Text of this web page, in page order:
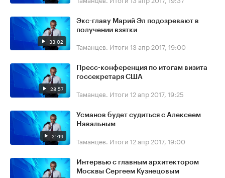
33:02
Экс-главу Марий Эл подозревают в
получении взятки
Таманцев. Итоги 13 апр 2017, 19:00
28:57
Пресс-конференция по итогам визита
госсекретаря США
Таманцев. Итоги 12 апр 2017, 19:25
21:19
Усманов будет судиться с Алексеем
Навальным
Таманцев. Итоги 12 апр 2017, 19:00
Интервью с главным архитектором
Москвы Сергеем Кузнецовым